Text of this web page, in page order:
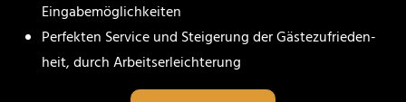
Eingabemöglichkeiten
Perfekten Service und Steige­rung der Gäste­zu­frie­den­
heit, durch Arbeitserleichterung